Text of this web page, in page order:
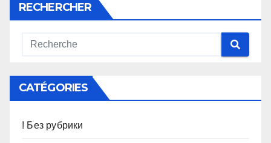
RECHERCHER
CATÉGORIES
! Без рубрики